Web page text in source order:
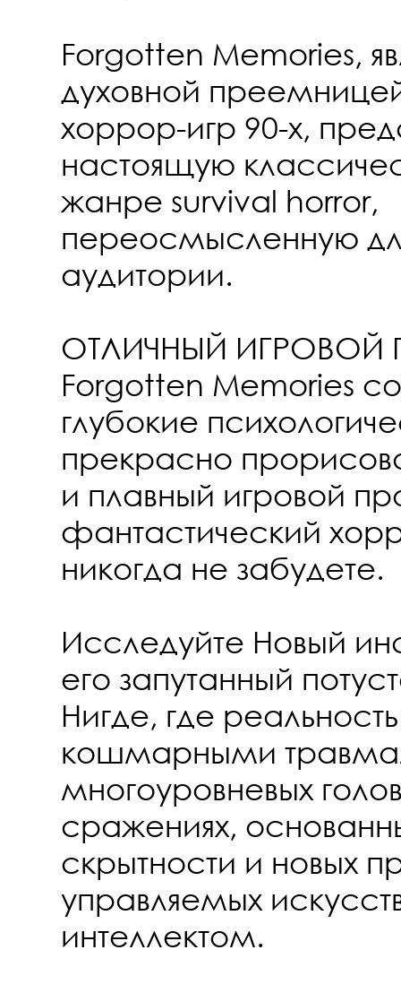
Forgotten Memories,
духовной
хоррор-игр 90-х,
настоящую
жанре survival horror,
переосмысленную
аудитории.
ОТЛИЧНЫЙ ИГРОВОЙ
Forgotten Memories
глубокие
прекрасно
и плавный игровой
фантастический
никогда не забудете.
Исследуйте Новый
его запутанный
Нигде, где
кошмарными
многоуровневых
сражениях,
скрытности и новых
управляемых
интеллектом.